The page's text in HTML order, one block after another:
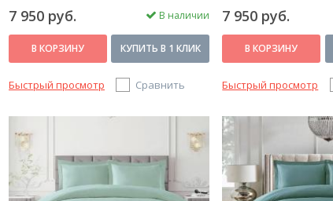
7 950 руб. В наличии
В КОРЗИНУ КУПИТЬ В 1 КЛИК
Быстрый просмотр Сравнить
7 950 руб.
В КОРЗИНУ
Быстрый просмотр